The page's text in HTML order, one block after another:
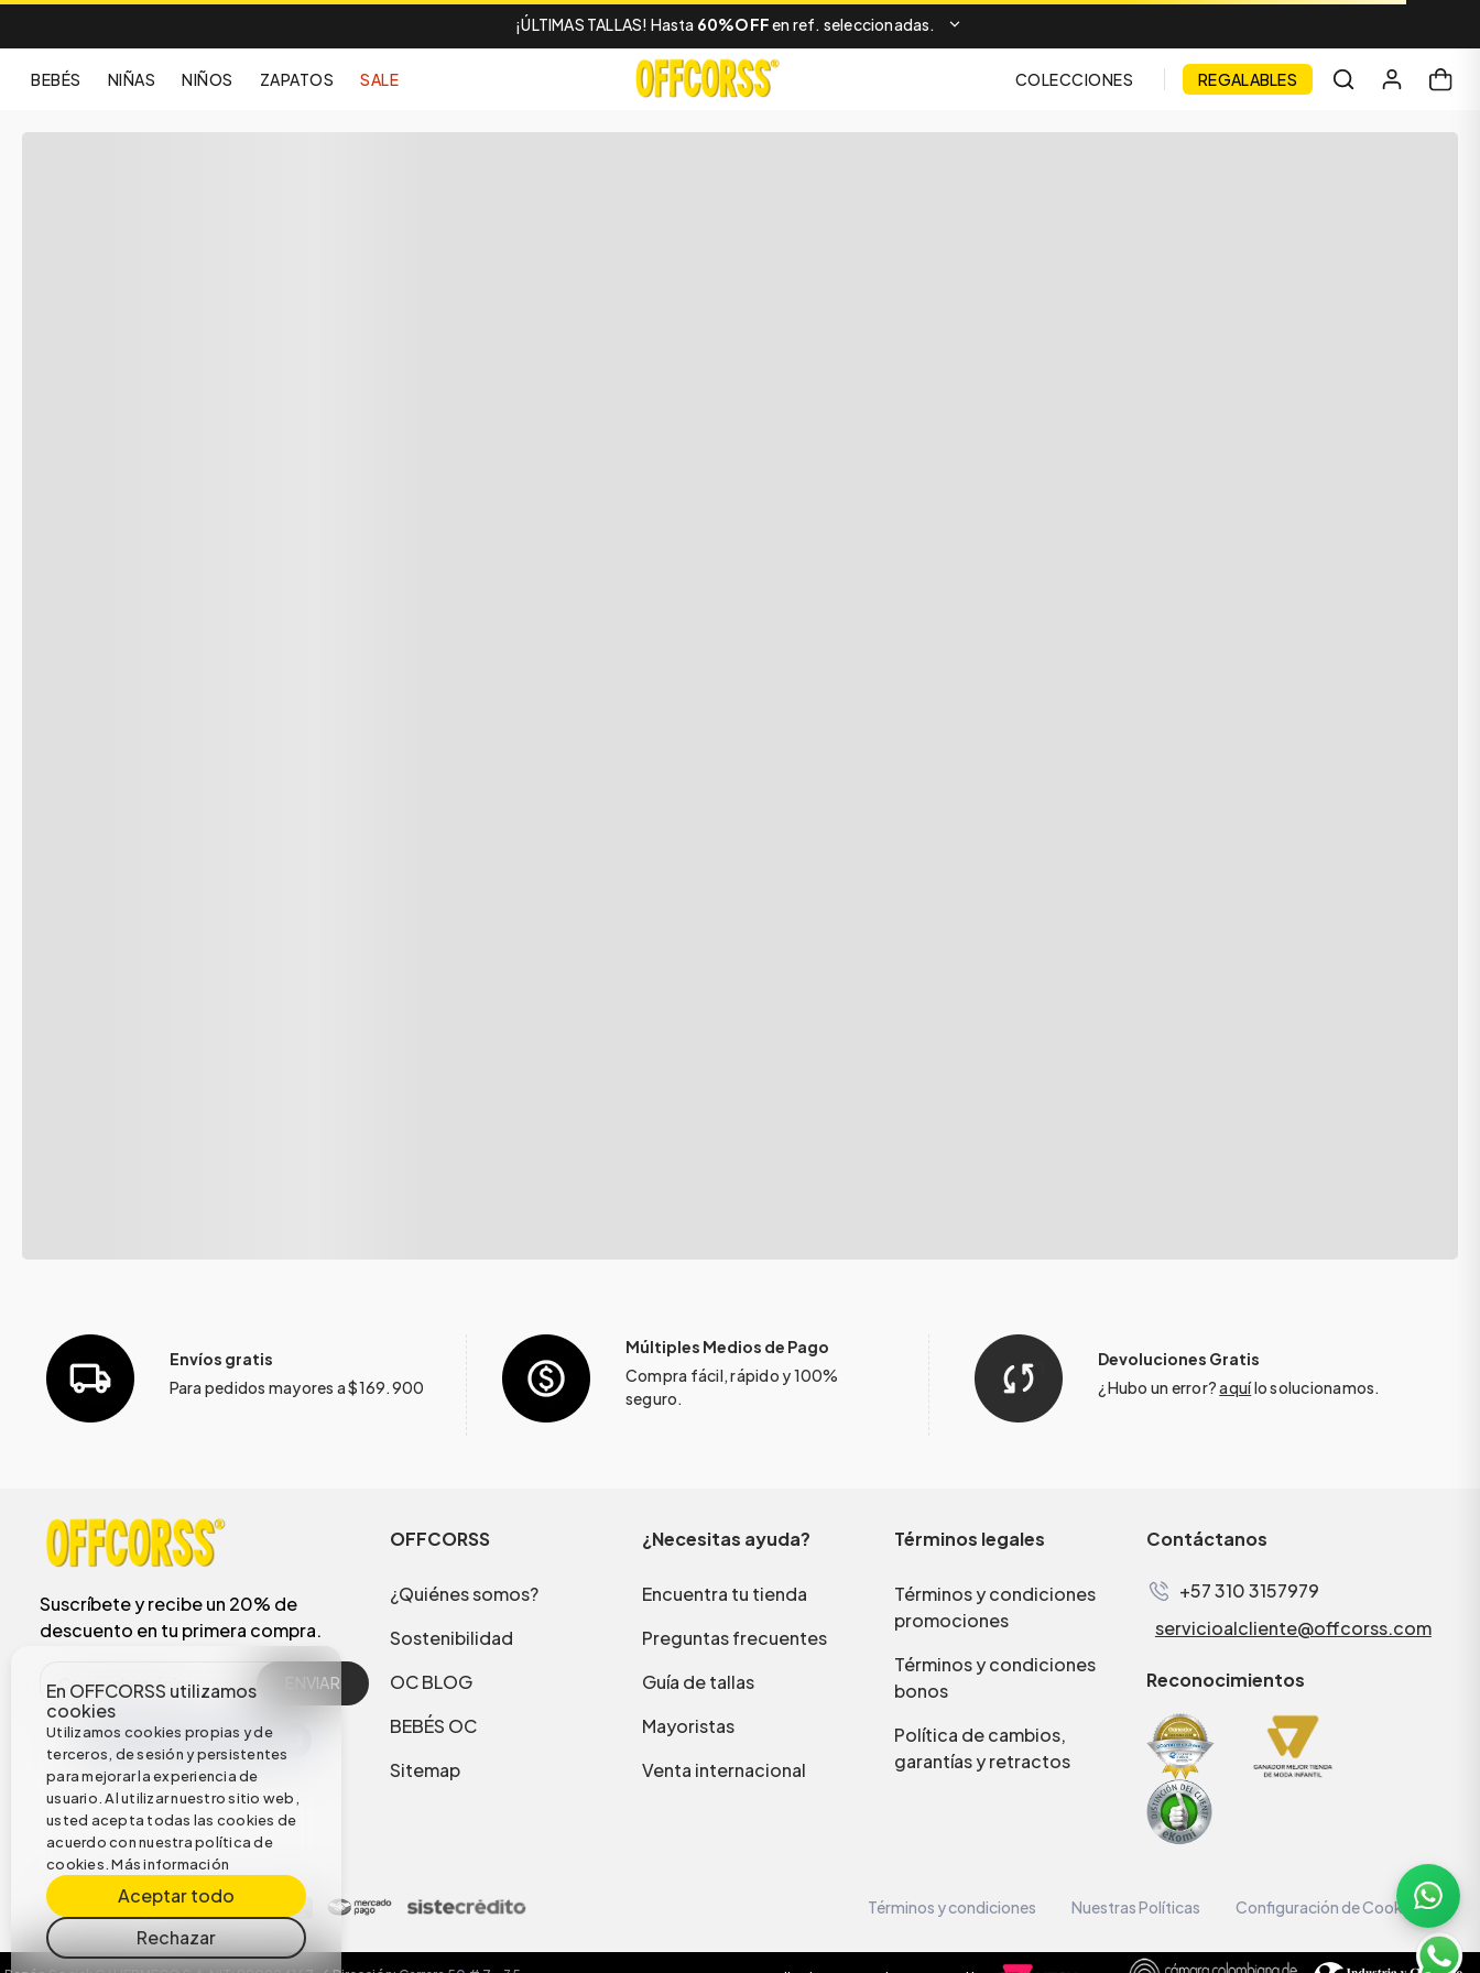
¡ÚLTIMAS TALLAS! Hasta 60%OFFen ref. seleccionadas.
BEBÉS NIÑAS NIÑOS ZAPATOS SALE COLECCIONES REGALABLES
En OFFCORSS utilizamos
cookies
Utilizamos cookies propias y de
terceros, de sesión y persistentes
para mejorar la experiencia de
usuario. Al utilizar nuestro sitio web,
usted acepta todas las cookies de
acuerdo con nuestra política de
cookies.Más información
Aceptar todo
Rechazar
Envíos gratis
Para pedidos mayores a $169.900
Múltiples Medios de Pago
Compra fácil, rápido y 100%
seguro.
Devoluciones Gratis
¿Hubo un error?aquílo solucionamos.
Suscríbete y recibe un 20% de
descuento en tu primera compra.
ENVIAR
OFFCORSS
¿Quiénes somos?
Sostenibilidad
OC BLOG
BEBÉS OC
Sitemap
¿Necesitas ayuda?
Encuentra tu tienda
Preguntas frecuentes
Guía de tallas
Mayoristas
Venta internacional
Términos legales
Términos y condiciones
promociones
Términos y condiciones
bonos
Política de cambios,
garantías y retractos
Contáctanos
+57 310 3157979
servicioalcliente@offcorss.com
Reconocimientos
Términos y condiciones Nuestras Políticas Configuración de Cookies